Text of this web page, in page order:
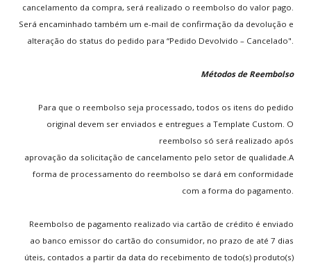
cancelamento da compra, será realizado o reembolso do valor pago.
Será encaminhado também um e-mail de confirmação da devolução e
alteração do status do pedido para “Pedido Devolvido – Cancelado".
Métodos de Reembolso
Para que o reembolso seja processado, todos os itens do pedido
original devem ser enviados e entregues a Template Custom. O
reembolso só será realizado após
aprovação da solicitação de cancelamento pelo setor de qualidade.A
forma de processamento do reembolso se dará em conformidade
com a forma do pagamento.
Reembolso de pagamento realizado via cartão de crédito é enviado
ao banco emissor do cartão do consumidor, no prazo de até 7 dias
úteis, contados a partir da data do recebimento de todo(s) produto(s)
Todos os Termos
World Cup Penalty
Call of Duty 2
Super Mario Bros.
Arcade Golf
MENUDO USUÁRIO
Assinar Plano
Cadastre-se
Login/Conta